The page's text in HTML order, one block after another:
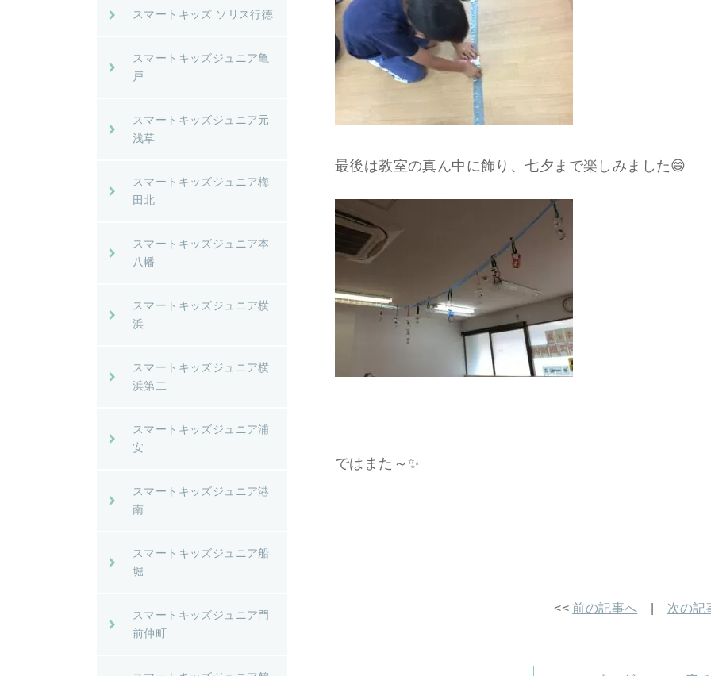
最後は教室の真ん中に飾り、七夕まで楽しみました😄
ではまた～✨
<<前の記事へ 次の記
スマートキッズ ソリス行徳
スマートキッズジュニア亀
戸
スマートキッズジュニア元
浅草
スマートキッズジュニア梅
田北
スマートキッズジュニア本
八幡
スマートキッズジュニア横
浜
スマートキッズジュニア横
浜第二
スマートキッズジュニア浦
安
スマートキッズジュニア港
南
スマートキッズジュニア船
堀
スマートキッズジュニア門
前仲町